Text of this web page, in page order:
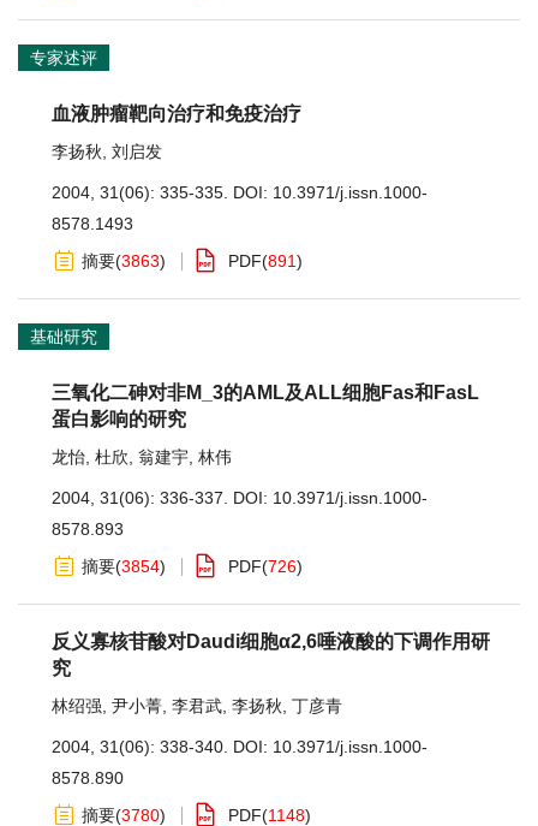
专家述评
血液肿瘤靶向治疗和免疫治疗
李扬秋 刘启发
2004, 31(06): 335-335. DOI: 10.3971/j.issn.1000-
8578.1493
摘要(3863) PDF(891)
基础研究
三氧化二砷对非M_3的AML及ALL细胞Fas和FasL
蛋白影响的研究
龙怡 杜欣 翁建宇 林伟
2004, 31(06): 336-337. DOI: 10.3971/j.issn.1000-
8578.893
摘要(3854) PDF(726)
反义寡核苷酸对Daudi细胞α2,6唾液酸的下调作用研
究
林绍强 尹小菁 李君武 李扬秋 丁彦青
2004, 31(06): 338-340. DOI: 10.3971/j.issn.1000-
8578.890
摘要(3780) PDF(1148)